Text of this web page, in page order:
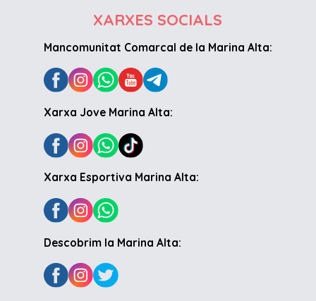
XARXES SOCIALS
Mancomunitat Comarcal de la Marina Alta:
Xarxa Jove Marina Alta:
Xarxa Esportiva Marina Alta:
Descobrim la Marina Alta: